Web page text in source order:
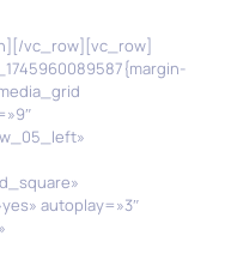
vc_row][vc_row]
autoplay=»3″